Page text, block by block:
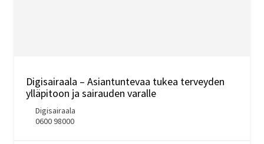
Digisairaala – Asiantuntevaa tukea terveyden
ylläpitoon ja sairauden varalle
Digisairaala
0600 98000